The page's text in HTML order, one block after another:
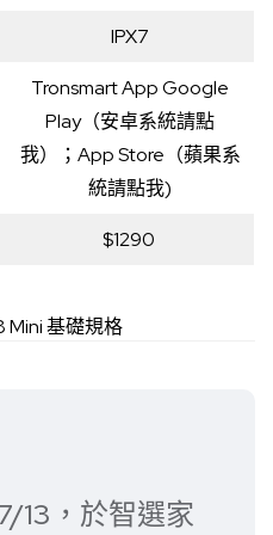
IPX7
Tronsmart AppGoogle
Play（安卓系統請點
我）； App Store（蘋果系
統請點我)
$1290
Mini 基礎規格
13，於智選家